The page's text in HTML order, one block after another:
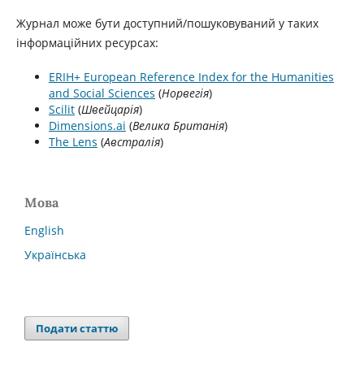
Журнал може бути доступний/пошуковуваний у таких
інформаційних ресурсах:
ERIH+ European Reference Index for the Humanities
and Social Sciences (Норвегія)
Scilit(Швейцарія)
Dimensions.ai (Велика Британія)
The Lens (Австралія)
Мова
English
Українська
Подати статтю